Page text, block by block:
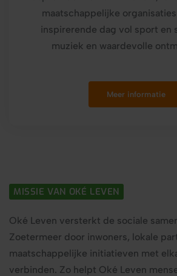
maatschappelijke
inspirerende dag vol sport en
muziek en waardevolle
Meer informatie
MISSIE VAN OKÉ LEVEN
Oké Leven versterkt de sociale
Zoetermeer door inwoners, lokale
maatschappelijke initiatieven met
verbinden. Zo helpt Oké Leven